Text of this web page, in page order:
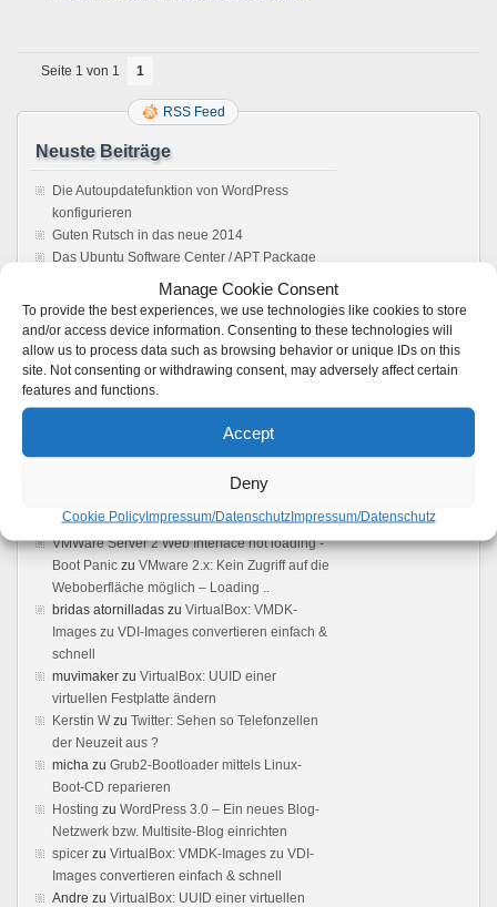
Manage Cookie Consent
To provide the best experiences, we use technologies like cookies to store
and/or access device information. Consenting to these technologies will
allow us to process data such as browsing behavior or unique IDs on this
site. Not consenting or withdrawing consent, may adversely affect certain
features and functions.
Accept
Deny
Cookie PolicyImpressum/DatenschutzImpressum/Datenschutz
Seite 1 von 1 1
RSS Feed
Neuste Beiträge
Die Autoupdatefunktion von WordPress
konfigurieren
Guten Rutsch in das neue 2014
Das Ubuntu Software Center / APT Package
Howto: Windows rebooten aus einer Remote
Desktop Verbindung
Sonos Windows Controller 4.1 unter Wine,
Anleitung. Es läuft !
Vmware server: Browser does not load user
VMware 2.x: Kein
Loading ..
VMWare Server 2 Web Interface not loading -
Boot Panic zu VMware 2.x: Kein Zugriff auf die
Weboberfläche möglich – Loading ..
bridas atornilladas zu VirtualBox: VMDK-
Images zu VDI-Images convertieren einfach &
schnell
muvimaker zu VirtualBox: UUID einer
virtuellen Festplatte ändern
Kerstin Wzu Twitter: Sehen so Telefonzellen
der Neuzeit aus ?
micha zu Grub2-Bootloader mittels Linux-
Boot-CD reparieren
Hosting zu WordPress 3.0 – Ein neues Blog-
Netzwerk bzw. Multisite-Blog einrichten
spicer zu VirtualBox: VMDK-Images zu VDI-
Images convertieren einfach & schnell
Andre zu VirtualBox: UUID einer virtuellen